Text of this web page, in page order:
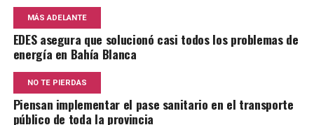
MÁS ADELANTE
EDES asegura que solucionó casi todos los problemas de
energía en Bahía Blanca
NO TE PIERDAS
Piensan implementar el pase sanitario en el transporte
público de toda la provincia